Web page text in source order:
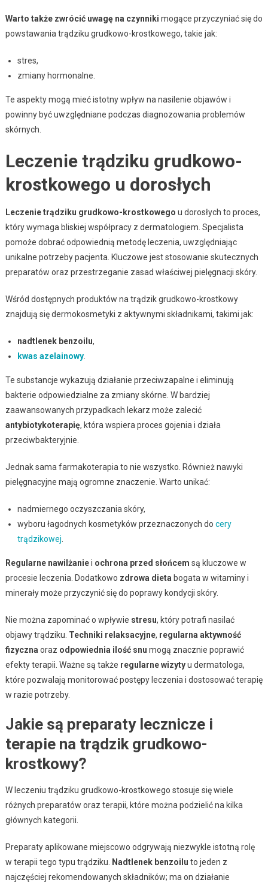
Warto także zwrócić uwagę na czynniki mogące przyczyniać się do
powstawania trądziku grudkowo-krostkowego, takie jak:
stres,
zmiany hormonalne.
Te aspekty mogą mieć istotny wpływ na nasilenie objawów i
powinny być uwzględniane podczas diagnozowania problemów
skórnych.
Leczenie trądziku grudkowo-
krostkowego u dorosłych
Leczenie trądziku grudkowo-krostkowego u dorosłych to proces,
który wymaga bliskiej współpracy z dermatologiem. Specjalista
pomoże dobrać odpowiednią metodę leczenia, uwzględniając
unikalne potrzeby pacjenta. Kluczowe jest stosowanie skutecznych
preparatów oraz przestrzeganie zasad właściwej pielęgnacji skóry.
Wśród dostępnych produktów na trądzik grudkowo-krostkowy
znajdują się dermokosmetyki z aktywnymi składnikami, takimi jak:
nadtlenek benzoilu,
kwas azelainowy.
Te substancje wykazują działanie przeciwzapalne i eliminują
bakterie odpowiedzialne za zmiany skórne. W bardziej
zaawansowanych przypadkach lekarz może zalecić
antybiotykoterapię, która wspiera proces gojenia i działa
przeciwbakteryjnie.
Jednak sama farmakoterapia to nie wszystko. Również nawyki
pielęgnacyjne mają ogromne znaczenie. Warto unikać:
nadmiernego oczyszczania skóry,
wyboru łagodnych kosmetyków przeznaczonych do cery
trądzikowej.
Regularne nawilżaniei ochrona przed słońcem są kluczowe w
procesie leczenia. Dodatkowo zdrowa dietabogata w witaminy i
minerały może przyczynić się do poprawy kondycji skóry.
Nie można zapominać o wpływie stresu, który potrafi nasilać
objawy trądziku. Techniki relaksacyjne, regularna aktywność
fizycznaoraz odpowiednia ilość snu mogą znacznie poprawić
efekty terapii. Ważne są także regularne wizytyu dermatologa,
które pozwalają monitorować postępy leczenia i dostosować terapię
w razie potrzeby.
Jakie są preparaty lecznicze i
terapie na trądzik grudkowo-
krostkowy?
W leczeniu trądziku grudkowo-krostkowego stosuje się wiele
różnych preparatów oraz terapii, które można podzielić na kilka
głównych kategorii.
Preparaty aplikowane miejscowo odgrywają niezwykle istotną rolę
w terapii tego typu trądziku. Nadtlenek benzoilu to jeden z
najczęściej rekomendowanych składników; ma on działanie